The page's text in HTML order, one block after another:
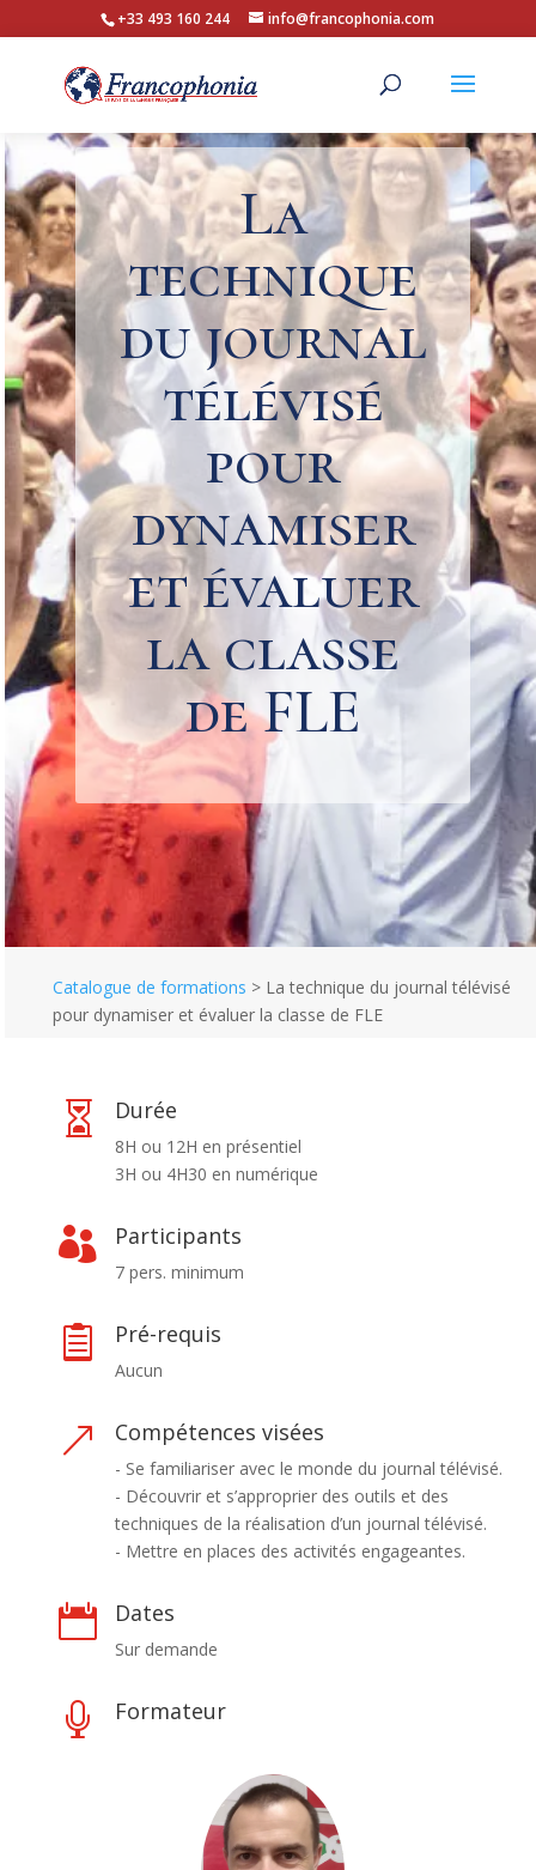
+33 493 160 244 info@francophonia.com
La
technique
du journal
télévisé
pour
dynamiser
et évaluer
la classe
de FLE
Catalogue de formations > La technique du journal télévisé
pour dynamiser et évaluer la classe de FLE
 Durée
8H ou 12H en présentiel
3H ou 4H30 en numérique
 Participants
7 pers. minimum
 Pré-requis
Aucun
& Compétences visées
- Se familiariser avec le monde du journal télévisé.
- Découvrir et s’approprier des outils et des
techniques de la réalisation d’un journal télévisé.
- Mettre en places des activités engageantes.
 Dates
Sur demande
 Formateur